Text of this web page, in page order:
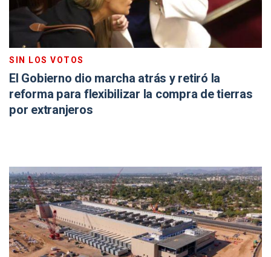
SIN LOS VOTOS
El Gobierno dio marcha atrás y retiró la
reforma para flexibilizar la compra de tierras
por extranjeros